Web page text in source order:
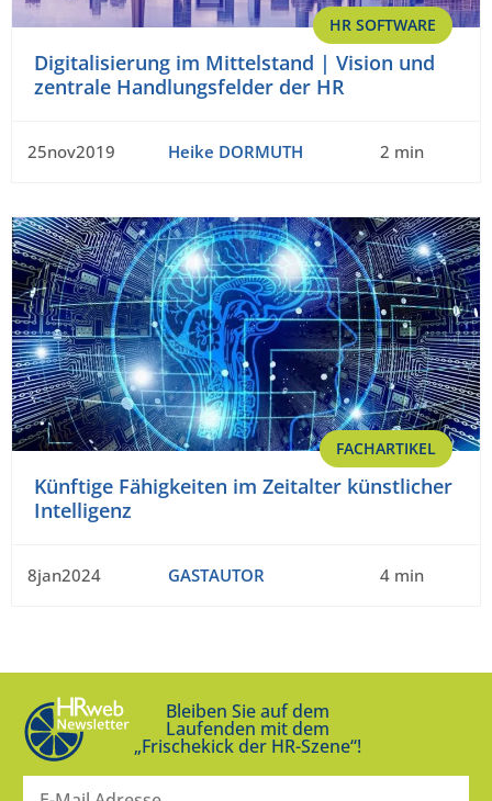
HR SOFTWARE
Digitalisierung im Mittelstand | Vision und
zentrale Handlungsfelder der HR
25nov2019 Heike DORMUTH 2 min
FACHARTIKEL
Künftige Fähigkeiten im Zeitalter künstlicher
Intelligenz
8jan2024 GASTAUTOR 4 min
Bleiben Sie auf dem
Laufenden mit dem
„Frischekick der HR-Szene“!